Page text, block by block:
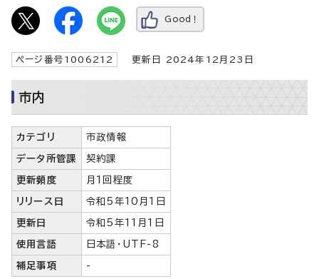
Good！
ページ番号1006212 更新日 2024年12月23日
市内
カテゴリ 市政情報
データ所管課 契約課
更新頻度 月1回程度
リリース日 令和5年10月1日
更新日 令和5年11月1日
使用言語 日本語・UTF-8
補足事項 -